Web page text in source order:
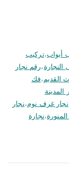
أبواب،تركيب
،رقم نجار
القديم،فك
المدينة
نجار غرف نوم،نجار
،نجارة